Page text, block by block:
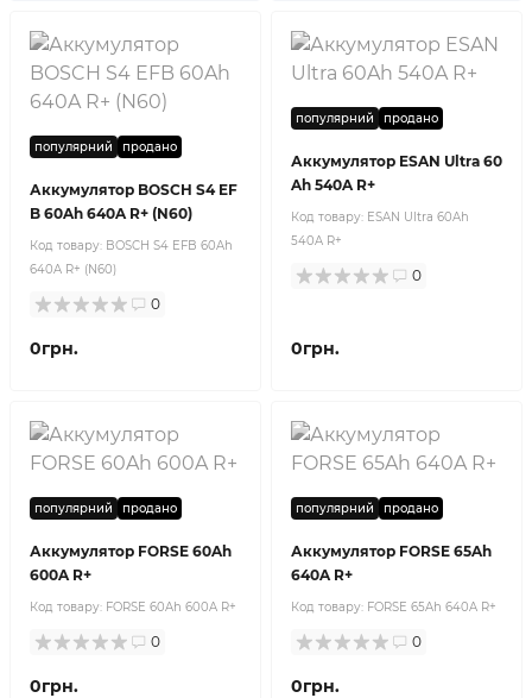
популярний продано
Аккумулятор BOSCH S4 EF
B 60Ah 640A R+ (N60)
Код товару: BOSCH S4 EFB 60Ah
640A R+ (N60)
0
0грн.
популярний продано
Аккумулятор ESAN Ultra 60
Ah 540A R+
Код товару: ESAN Ultra 60Ah
540A R+
0
0грн.
популярний продано
Аккумулятор FORSE 60Ah
600A R+
Код товару: FORSE 60Ah 600A R+
0
0грн.
популярний продано
Аккумулятор FORSE 65Ah
640A R+
Код товару: FORSE 65Ah 640A R+
0
0грн.